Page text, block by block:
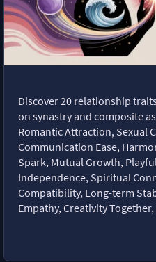
Discover 20 relationship
on synastry and composite
Romantic Attraction, Sexual
Communication Ease,
Spark, Mutual Growth,
Independence, Spiritual
Compatibility, Long-term
Empathy, Creativity